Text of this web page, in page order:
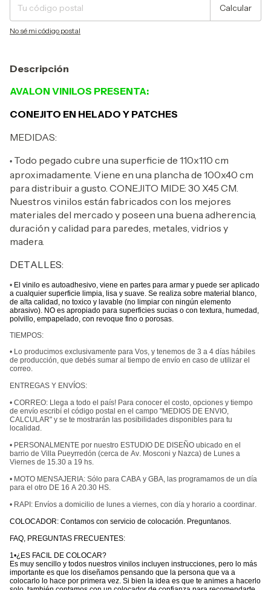
Calcular
No sé mi código postal
Descripción
AVALON VINILOS PRESENTA:
CONEJITO EN HELADO Y PATCHES
MEDIDAS:
• Todo pegado cubre una superficie de 110x110 cm
aproximadamente. Viene en una plancha de 100x40 cm
para distribuir a gusto. CONEJITO MIDE: 30 X45 CM.
Nuestros vinilos están fabricados con los mejores
materiales del mercado y poseen una buena adherencia,
duración y calidad para paredes, metales, vidrios y
madera.
DETALLES:
• El vinilo es autoadhesivo, viene en partes para armar y puede ser aplicado
a cualquier superficie limpia, lisa y suave. Se realiza sobre material blanco,
de alta calidad, no toxico y lavable (no limpiar con ningún elemento
abrasivo). NO es apropiado para superficies sucias o con textura, humedad,
polvillo, empapelado, con revoque fino o porosas.
TIEMPOS:
• Lo producimos exclusivamente para Vos, y tenemos de 3 a 4 días hábiles
de producción, que debés sumar al tiempo de envío en caso de utilizar el
correo.
ENTREGAS Y ENVÍOS:
• CORREO: Llega a todo el país! Para conocer el costo, opciones y tiempo
de envío escribí el código postal en el campo "MEDIOS DE ENVIO,
CALCULAR" y se te mostrarán las posibilidades disponibles para tu
localidad.
• PERSONALMENTE por nuestro ESTUDIO DE DISEÑO ubicado en el
barrio de Villa Pueyrredón (cerca de Av. Mosconi y Nazca) de Lunes a
Viernes de 15.30 a 19 hs.
• MOTO MENSAJERIA: Sólo para CABA y GBA, las programamos de un día
para el otro DE 16 A 20.30 HS.
• RAPI: Envíos a domicilio de lunes a viernes, con día y horario a coordinar.
COLOCADOR: Contamos con servicio de colocación. Preguntanos.
FAQ, PREGUNTAS FRECUENTES:
1•¿ES FACIL DE COLOCAR?
Es muy sencillo y todos nuestros vinilos incluyen instrucciones, pero lo más
importante es que los diseñamos pensando que la persona que va a
colocarlo lo hace por primera vez. Si bien la idea es que te animes a hacerlo